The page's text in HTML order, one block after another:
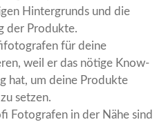
Hintergrunds und die
der Produkte.
für deine
weil er das nötige Know-
hat, um deine Produkte
setzen.
Fotografen in der Nähe sind